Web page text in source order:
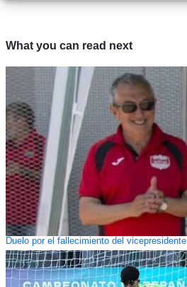
What you can read next
Duelo por el fallecimiento del